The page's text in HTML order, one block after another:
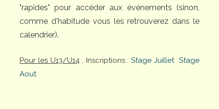
"rapides" pour accéder aux événements (sinon,
comme d'habitude vous les retrouverez dans le
calendrier).
Pour les U13/U14, Inscriptions :Stage Juillet Stage
Aout